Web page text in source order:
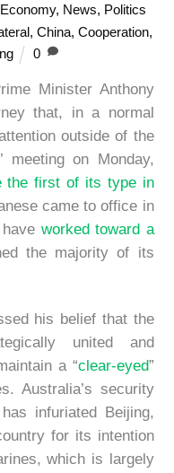
Economy, News, Politics
,China,Cooperation,
0
Minister Anthony
that, in a normal
outside of the
meeting on Monday,
the first of its type in
came to office in
worked toward a
the majority of its
his belief that the
united and
a “clear-eyed”
Australia’s security
infuriated Beijing,
for its intention
which is largely